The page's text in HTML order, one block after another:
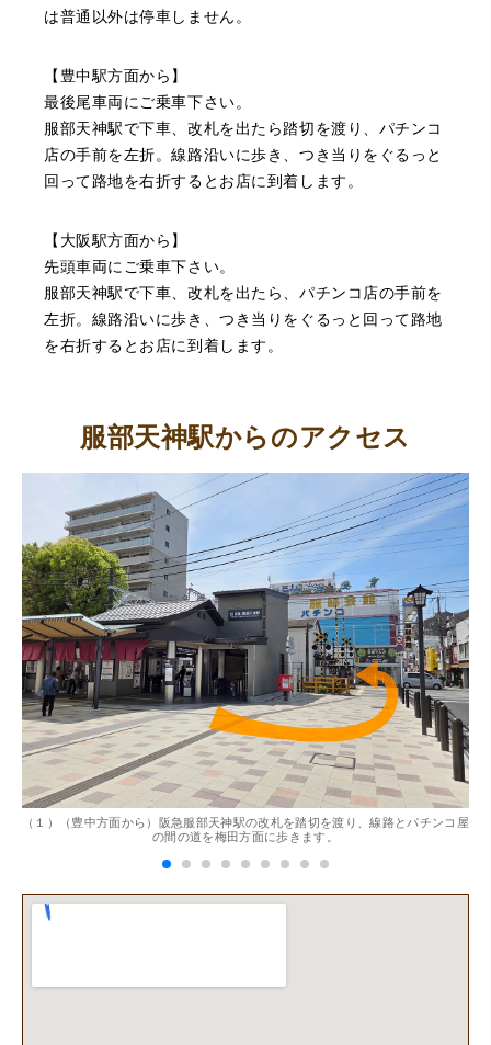
は普通以外は停車しません。
【豊中駅方面から】
最後尾車両にご乗車下さい。
服部天神駅で下車、改札を出たら踏切を渡り、パチンコ
店の手前を左折。線路沿いに歩き、つき当りをぐるっと
回って路地を右折するとお店に到着します。
【大阪駅方面から】
先頭車両にご乗車下さい。
服部天神駅で下車、改札を出たら、パチンコ店の手前を
左折。線路沿いに歩き、つき当りをぐるっと回って路地
を右折するとお店に到着します。
服部天神駅からのアクセス
（１）（豊中方面から）阪急服部天神駅の改札を踏切を渡り、線路とパチンコ屋
の間の道を梅田方面に歩きます。